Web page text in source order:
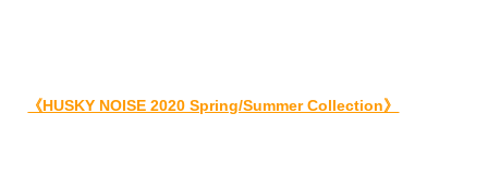
《HUSKY NOISE 2020 Spring/Summer Collection》